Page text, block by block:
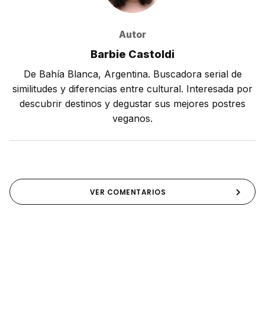
Autor
Barbie Castoldi
De Bahía Blanca, Argentina. Buscadora serial de
similitudes y diferencias entre cultural. Interesada por
descubrir destinos y degustar sus mejores postres
veganos.
VER COMENTARIOS